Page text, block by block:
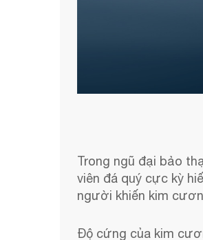
Trong ngũ đại bảo
viên đá quý cực kỳ
người khiến kim
Độ cứng của kim